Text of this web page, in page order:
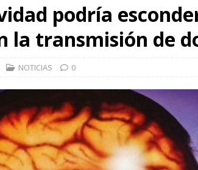
podría
la transmisión de
NOTICIAS 0